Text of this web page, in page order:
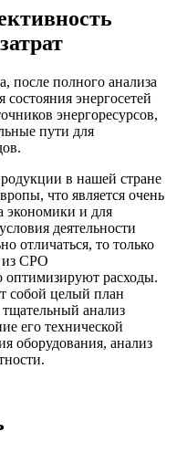
после полного анализа
состояния энергосетей
энергоресурсов,
пути для
в нашей стране
что является очень
экономики и для
деятельности
отличаться, то только
из СРО
оптимизируют расходы.
собой целый план
анализ
его технической
оборудования, анализ